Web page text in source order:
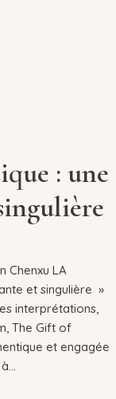
: une
Chenxu LA
et singulière »
interprétations,
The Gift of
et engagée